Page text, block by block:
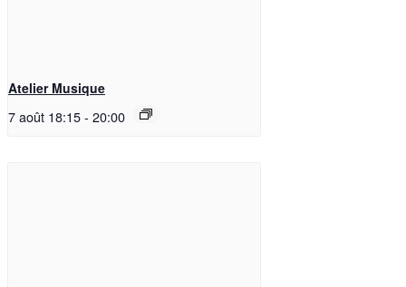
Atelier Musique
7 août 18:15- 20:00